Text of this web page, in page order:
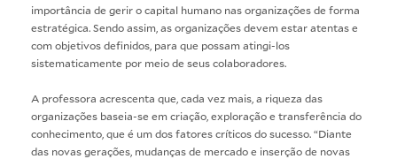
importância de gerir o capital humano nas organizações de forma
estratégica. Sendo assim, as organizações devem estar atentas e
com objetivos definidos, para que possam atingi-los
sistematicamente por meio de seus colaboradores.
A professora acrescenta que, cada vez mais, a riqueza das
organizações baseia-se em criação, exploração e transferência do
conhecimento, que é um dos fatores críticos do sucesso. “Diante
das novas gerações, mudanças de mercado e inserção de novas